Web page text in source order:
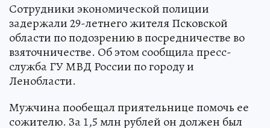
Сотрудники экономической полиции
задержали 29-летнего жителя Псковской
области по подозрению в посредничестве во
взяточничестве. Об этом сообщила пресс-
служба ГУ МВД России по городу и
Ленобласти.
Мужчина пообещал приятельнице помочь ее
сожителю. За 1,5 млн рублей он должен был